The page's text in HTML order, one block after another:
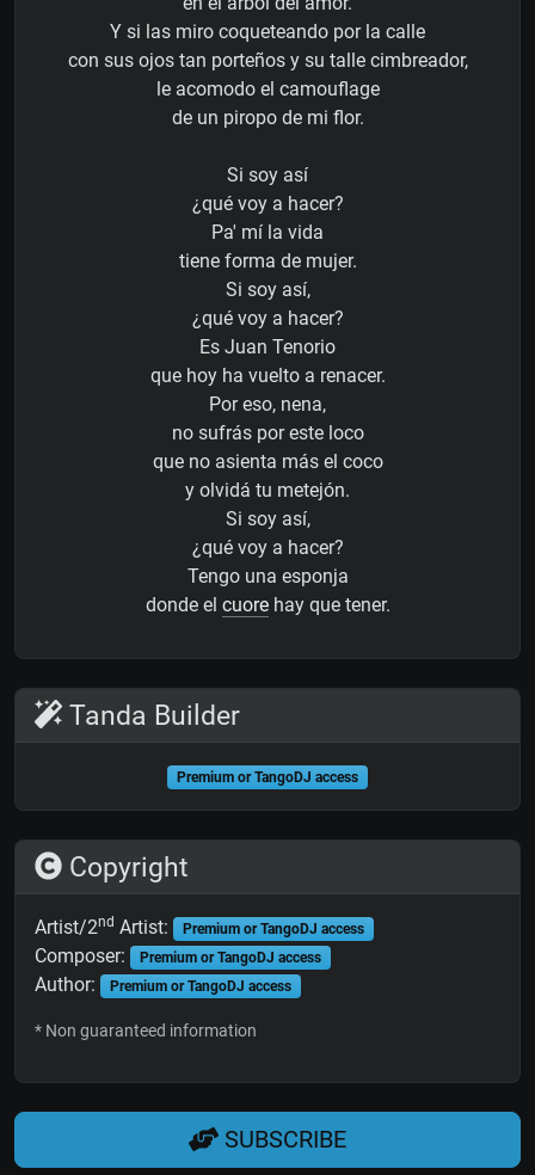
Y si las miro coqueteando por la calle
con sus ojos tan porteños y su talle cimbreador,
le acomodo el camouflage
de un piropo de mi flor.
Si soy así
¿qué voy a hacer?
Pa' mí la vida
tiene forma de mujer.
Si soy así,
¿qué voy a hacer?
Es Juan Tenorio
que hoy ha vuelto a renacer.
Por eso, nena,
no sufrás por este loco
que no asienta más el coco
y olvidá tu metejón.
Si soy así,
¿qué voy a hacer?
Tengo una esponja
donde el cuorehay que tener.
Tanda Builder
Premium or TangoDJ access
Copyright
Artist/2nd Artist: Premium or TangoDJ access
Composer: Premium or TangoDJ access
Author: Premium or TangoDJ access
* Non guaranteed information
SUBSCRIBE